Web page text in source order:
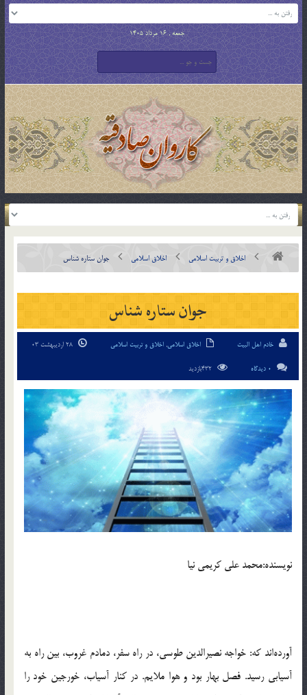
جمعه , 16 مرداد 1405
اخلاق و تربیت اسلامی اخلاق اسلامی جوان ستاره شناس
جوان ستاره شناس
خادم اهل البیت اخلاق اسلامی, اخلاق و تربیت اسلامی
0 دیدگاه
نويسنده:محمد علي کريمي نيا
آورده‌اند كه: خواجه نصيرالدين طوسي، در راه سفر، دمادم غروب، بين راه به
آسيابي رسيد. فصل بهار بود و هوا ملايم. در كنار آسياب، خورجين خود را